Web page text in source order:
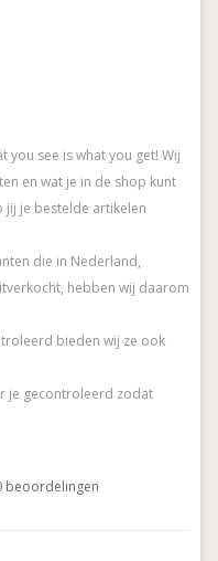
you see is what you get! Wij
en wat je in de shop kunt
je bestelde artikelen
die in Nederland,
hebben wij daarom
bieden wij ze ook
je gecontroleerd zodat
beoordelingen